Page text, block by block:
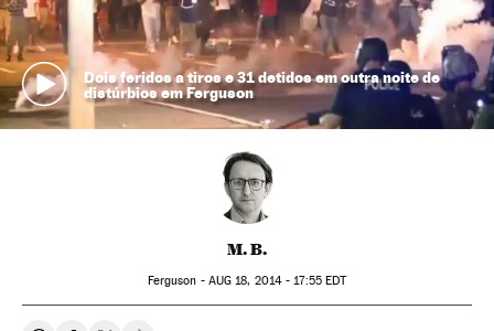
Dois feridos a tiros e 31 detidos em outra noite de
distúrbios em Ferguson
M. B.
Ferguson - AUG 18, 2014 - 17:55EDT